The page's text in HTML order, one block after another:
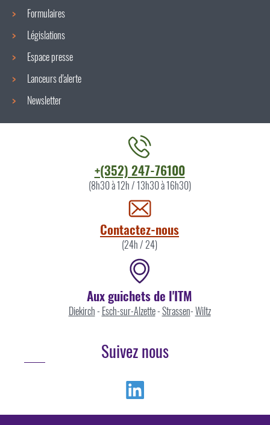
Formulaires
Législations
Espace presse
Lanceurs d'alerte
Newsletter
+(352) 247-76100
(8h30 à 12h / 13h30 à 16h30)
Contactez-nous
(24h / 24)
Aux guichets de l'ITM
Diekirch- Esch-sur-Alzette-Strassen-Wiltz
Suivez nous